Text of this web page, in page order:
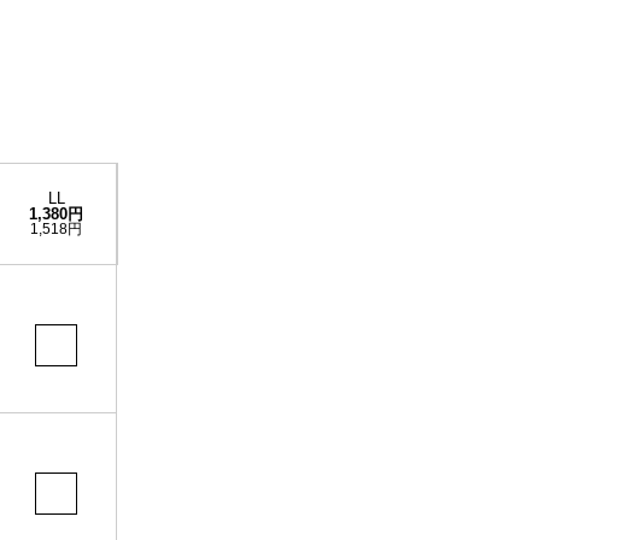
LL
1,380円
1,518円